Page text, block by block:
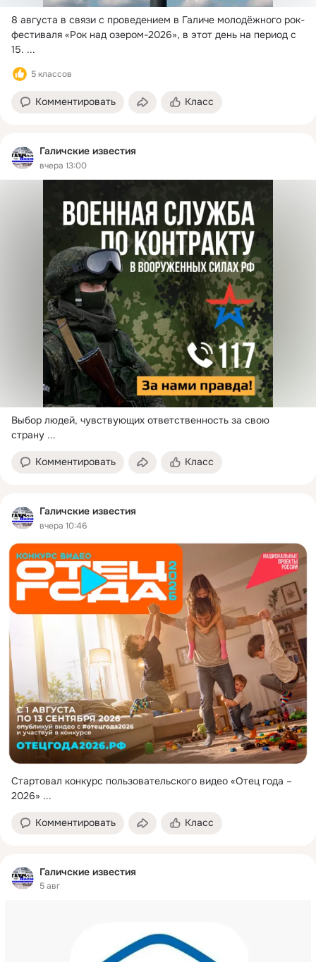
8 августа в связи с проведением в Галиче молодёжного рок-
фестиваля «Рок над озером-2026», в этот день на период с
15. ...
5 классов
Комментировать Класс
Галичские известия
вчера 13:00
Выбор людей, чувствующих ответственность за свою
страну ...
Комментировать Класс
Галичские известия
вчера 10:46
Стартовал конкурс пользовательского видео «Отец года –
2026» ...
Комментировать Класс
Галичские известия
5 авг